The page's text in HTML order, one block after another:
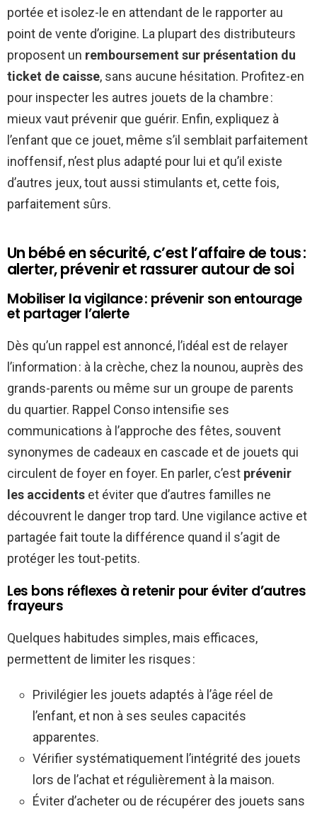
portée et isolez-le en attendant de le rapporter au
point de vente d’origine. La plupart des distributeurs
proposent un remboursement sur présentation du
ticket de caisse, sans aucune hésitation. Profitez-en
pour inspecter les autres jouets de la chambre :
mieux vaut prévenir que guérir. Enfin, expliquez à
l’enfant que ce jouet, même s’il semblait parfaitement
inoffensif, n’est plus adapté pour lui et qu’il existe
d’autres jeux, tout aussi stimulants et, cette fois,
parfaitement sûrs.
Un bébé en sécurité, c’est l’affaire de tous :
alerter, prévenir et rassurer autour de soi
Mobiliser la vigilance : prévenir son entourage
et partager l’alerte
Dès qu’un rappel est annoncé, l’idéal est de relayer
l’information : à la crèche, chez la nounou, auprès des
grands-parents ou même sur un groupe de parents
du quartier. Rappel Conso intensifie ses
communications à l’approche des fêtes, souvent
synonymes de cadeaux en cascade et de jouets qui
circulent de foyer en foyer. En parler, c’est prévenir
les accidents et éviter que d’autres familles ne
découvrent le danger trop tard. Une vigilance active et
partagée fait toute la différence quand il s’agit de
protéger les tout-petits.
Les bons réflexes à retenir pour éviter d’autres
frayeurs
Quelques habitudes simples, mais efficaces,
permettent de limiter les risques :
Privilégier les jouets adaptés à l’âge réel de
l’enfant, et non à ses seules capacités
apparentes.
Vérifier systématiquement l’intégrité des jouets
lors de l’achat et régulièrement à la maison.
Éviter d’acheter ou de récupérer des jouets sans